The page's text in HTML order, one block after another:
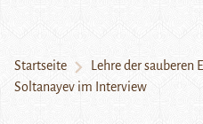
Startseite
Lehre der sauberen
Soltanayev im Interview